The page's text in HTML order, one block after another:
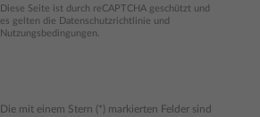
Diese Seite ist durch reCAPTCHA geschützt und
es gelten die Datenschutzrichtlinie und
Nutzungsbedingungen
Die mit einem Stern (*) markierten Felder sind